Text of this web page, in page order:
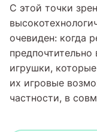
С этой точки
очевиден: когда
игрушки,
их игровые
частности, в